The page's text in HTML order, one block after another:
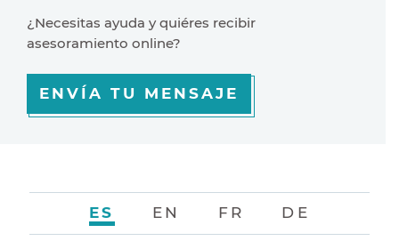
¿Necesitas ayuda y quiéres recibir
asesoramiento online?
ENVÍA TU MENSAJE
ES EN FR DE